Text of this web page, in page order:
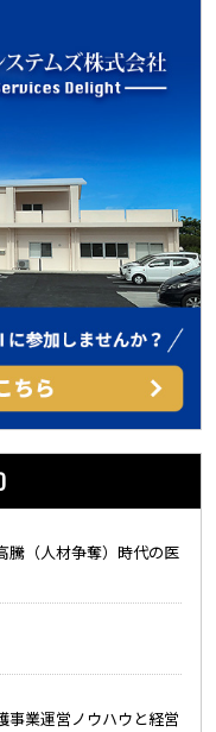
騰（人材争奪）時代の医
事業運営ノウハウと経営